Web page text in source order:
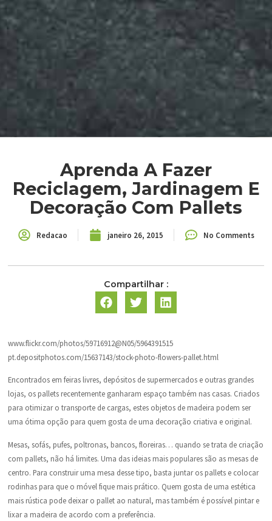
Aprenda A Fazer
Reciclagem, Jardinagem E
Decoração Com Pallets
Redacao janeiro 26, 2015 No Comments
Compartilhar :
www.flickr.com/photos/59716912@N05/5964391515
pt.depositphotos.com/15637143/stock-photo-flowers-pallet.html
Encontrados em feiras livres, depósitos de supermercados e outras grandes
lojas, os pallets recentemente ganharam espaço também nas casas. Criados
para otimizar o transporte de cargas, estes objetos de madeira podem ser
uma ótima opção para quem gosta de uma decoração criativa e original.
Mesas, sofás, pufes, poltronas, bancos, floreiras… quando se trata de criação
com pallets, não há limites. Uma das ideias mais populares são as mesas de
centro. Para construir uma mesa desse tipo, basta juntar os pallets e colocar
rodinhas para que o móvel fique mais prático. Quem gosta de uma estética
mais rústica pode deixar o pallet ao natural, mas também é possível pintar e
lixar a madeira de acordo com a preferência.